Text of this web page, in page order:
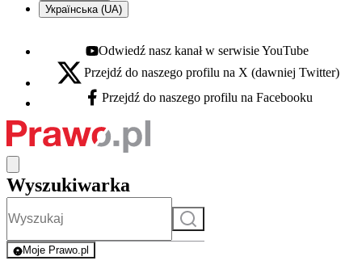
Українська (UA)
Youtube - otwiera się w nowej karcie
Odwiedź nasz kanał w serwisie YouTube
X - otwiera się w nowej karcie
Przejdź do naszego profilu na X (dawniej Twitter)
Facebook - otwiera się w nowej karcie
Przejdź do naszego profilu na Facebooku
Wyszukiwarka
Szukaj
Moje Prawo.pl
- rejestracja i logowanie do serwisu